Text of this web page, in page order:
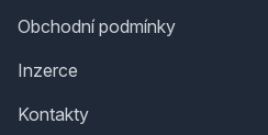
Obchodní podmínky
Inzerce
Kontakty